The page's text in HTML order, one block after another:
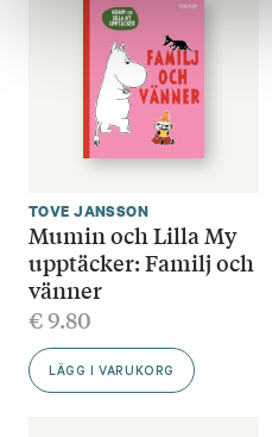
TOVE JANSSON
Mumin och Lilla My
upptäcker: Familj och
vänner
€9.80
LÄGG I VARUKORG